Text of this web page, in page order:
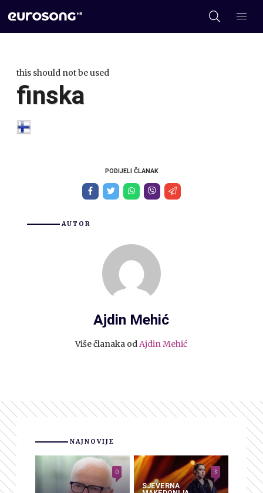
this should not be used
finska
PODIJELI ČLANAK
AUTOR
Ajdin Mehić
Više članaka odAjdin Mehić
NAJNOVIJE
0
SJEVERNA
3